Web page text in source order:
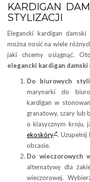
KARDIGAN
STYLIZACJI
Elegancki kardigan
można nosić na wiele
jaki chcemy osiągnąć.
elegancki kardigan damski
Do biurowych
marynarki do
kardigan w
granatowy, szary lub
o klasycznym kroju,
ekoskóry .
obcasie.
Do wieczorowych
alternatywę dla
wieczorowej.